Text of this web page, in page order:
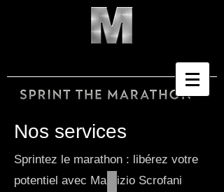
Nos services
Sprintez le marathon : libérez votre
potentiel avec Maurizio Scrofani